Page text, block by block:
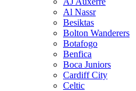
Al Nassr
Besiktas
Bolton Wanderers
Botafogo
Benfica
Boca Juniors
Cardiff City
Celtic